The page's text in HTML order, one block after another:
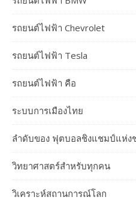
รถยนต์ไฟฟ้า Chevrolet
รถยนต์ไฟฟ้า Tesla
รถยนต์ไฟฟ้า คือ
ระบบการเมืองไทย
ลำดับของ ฟุตบอลชิงแชมป์แห่ง
วิทยาศาสตร์สำหรับทุกคน
วิเคราะห์สถานการณ์โลก